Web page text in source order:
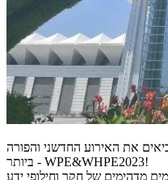
את האירוע החדשני והפורה
ביותר - WPE&WHPE2023!